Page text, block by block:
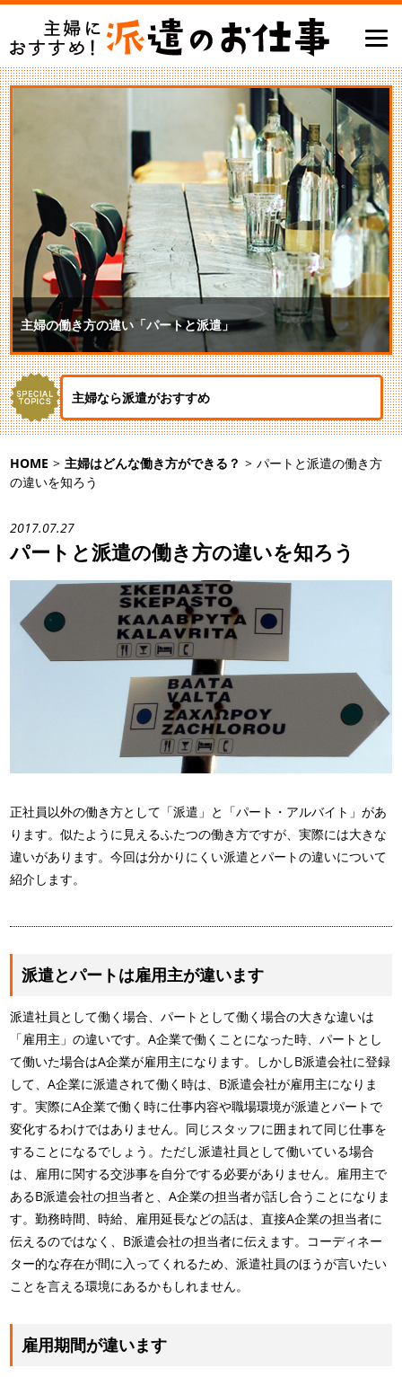
主婦の働き方の違い「パートと派遣」
主婦なら派遣がおすすめ
HOME > 主婦はどんな働き方ができる？ > パートと派遣の働き方
の違いを知ろう
2017.07.27
パートと派遣の働き方の違いを知ろう
正社員以外の働き方として「派遣」と「パート・アルバイト」があ
ります。似たように見えるふたつの働き方ですが、実際には大きな
違いがあります。今回は分かりにくい派遣とパートの違いについて
紹介します。
派遣とパートは雇用主が違います
派遣社員として働く場合、パートとして働く場合の大きな違いは
「雇用主」の違いです。A企業で働くことになった時、パートとし
て働いた場合はA企業が雇用主になります。しかしB派遣会社に登録
して、A企業に派遣されて働く時は、B派遣会社が雇用主になりま
す。実際にA企業で働く時に仕事内容や職場環境が派遣とパートで
変化するわけではありません。同じスタッフに囲まれて同じ仕事を
することになるでしょう。ただし派遣社員として働いている場合
は、雇用に関する交渉事を自分でする必要がありません。雇用主で
あるB派遣会社の担当者と、A企業の担当者が話し合うことになりま
す。勤務時間、時給、雇用延長などの話は、直接A企業の担当者に
伝えるのではなく、B派遣会社の担当者に伝えます。コーディネー
ター的な存在が間に入ってくれるため、派遣社員のほうが言いたい
ことを言える環境にあるかもしれません。
雇用期間が違います